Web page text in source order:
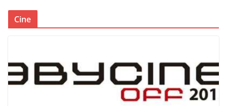
Cine